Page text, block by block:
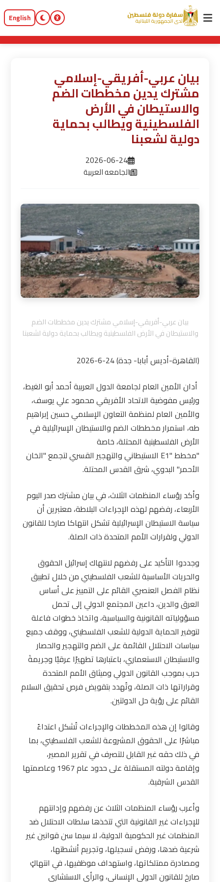
سفارة دولة فلسطين
لدى الجمهورية اللبنانية English
بيان عربي-أفريقي-إسلامي
مشترك يدين مخططات الضم
والاستيطان في الأرض
الفلسطينية ويطالب بحماية
دولية لشعبنا
2026-06-24
الجامعه العربية
بيان عربي-أفريقي-إسلامي مشترك يدين مخططات الضم
والاستيطان في الأرض الفلسطينية ويطالب بحماية دولية لشعبنا
(القاهرة-أديس أبابا- جدة) 24-6-2026
أدان الأمين العام لجامعة الدول العربية أحمد أبو الغيط،
ورئيس مفوضية الاتحاد الأفريقي محمود علي يوسف،
والأمين العام لمنظمة التعاون الإسلامي حسين إبراهيم
طه، استمرار مخططات الضم والاستيطان الإسرائيلية في
الأرض الفلسطينية المحتلة، خاصة
"مخططE1" الاستيطاني والتهجير القسري لتجمع "الخان
الأحمر" البدوي، شرق القدس المحتلة.
وأكد رؤساء المنظمات الثلاث، في بيان مشترك صدر اليوم
الأربعاء، رفضهم لهذه الإجراءات البلاطة، معتبرين أن
سياسة الاستيطان الإسرائيلية تشكل انتهاكا صارخا للقانون
الدولي ولقرارات الأمم المتحدة ذات الصلة.
وجددوا التأكيد على رفضهم لانتهاك إسرائيل الحقوق
والحريات الأساسية للشعب الفلسطيني من خلال تطبيق
نظام الفصل العنصري القائم على التمييز على أساس
العرق والدين، داعين المجتمع الدولي إلى تحمل
مسؤولياته القانونية والسياسية، واتخاذ خطوات فاعلة
لتوفير الحماية الدولية للشعب الفلسطيني، ووقف جميع
سياسات الاحتلال القائمة على الضم والتهجير والحصار
والاستيطان الاستعماري، باعتبارها تطهيرًا عرقيًا وجريمةَ
حرب بموجب القانون الدولي وميثاق الأمم المتحدة
وقراراتها ذات الصلة، وتُهدد بتقويض فرص تحقيق السلام
القائم على رؤية حل الدولتين.
وقالوا إن هذه المخططات والإجراءات تُشكل اعتداءً
مباشرًا على الحقوق المشروعة للشعب الفلسطيني، بما
في ذلك حقه غير القابل للتصرف في تقرير المصير،
وإقامة دولته المستقلة على حدود عام 1967 وعاصمتها
القدس الشرقية.
وأعرب رؤساء المنظمات الثلاث عن رفضهم وإدانتهم
للإجراءات غير القانونية التي تتخذها سلطات الاحتلال ضد
المنظمات غير الحكومية الدولية، لا سيما سن قوانين غير
شرعية ضدها، ورفض تسجيلها، وتجريم أنشطتها،
ومصادرة ممتلكاتها، واستهداف موظفيها، في انتهاكٍ
صارخٍ للقانون الدولي الإنساني، والرأي الاستشاري